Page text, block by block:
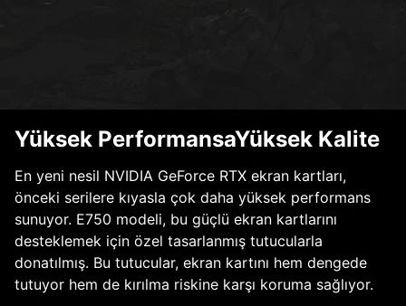
Yüksek PerformansaYüksek Kalite
En yeni nesil NVIDIA GeForce RTX ekran kartları,
önceki serilere kıyasla çok daha yüksek performans
sunuyor. E750 modeli, bu güçlü ekran kartlarını
desteklemek için özel tasarlanmış tutucularla
donatılmış. Bu tutucular, ekran kartını hem dengede
tutuyor hem de kırılma riskine karşı koruma sağlıyor.